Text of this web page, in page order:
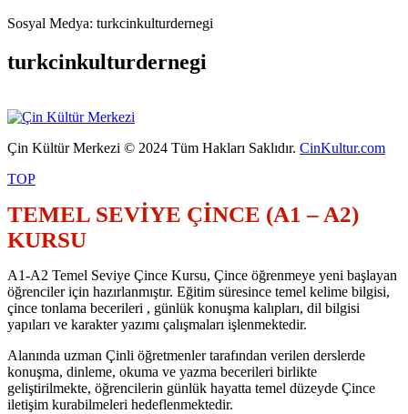
Sosyal Medya: turkcinkulturdernegi
turkcinkulturdernegi
Çin Kültür Merkezi © 2024 Tüm Hakları Saklıdır. CinKultur.com
TOP
TEMEL SEVİYE ÇİNCE (A1 – A2)
KURSU
A1-A2 Temel Seviye Çince Kursu, Çince öğrenmeye yeni başlayan
öğrenciler için hazırlanmıştır. Eğitim süresince temel kelime bilgisi,
çince tonlama becerileri , günlük konuşma kalıpları, dil bilgisi
yapıları ve karakter yazımı çalışmaları işlenmektedir.
Alanında uzman Çinli öğretmenler tarafından verilen derslerde
konuşma, dinleme, okuma ve yazma becerileri birlikte
geliştirilmekte, öğrencilerin günlük hayatta temel düzeyde Çince
iletişim kurabilmeleri hedeflenmektedir.